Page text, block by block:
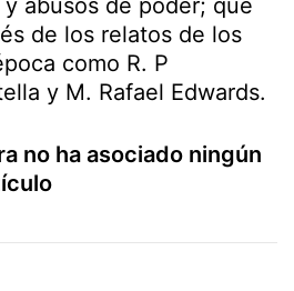
abusos de poder; que
de los relatos de los
como R. P
y M. Rafael Edwards.
no ha asociado ningún